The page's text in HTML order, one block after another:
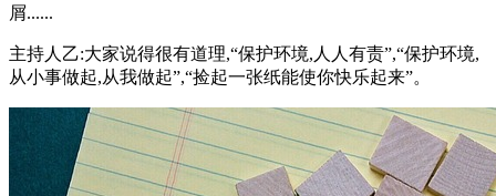
屑......
主持人乙:大家说得很有道理,“保护环境,人人有责”,“保护环境,
从小事做起,从我做起”,“捡起一张纸能使你快乐起来”。